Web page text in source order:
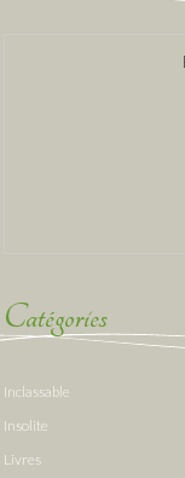
Catégories
Inclassable
Insolite
Livres